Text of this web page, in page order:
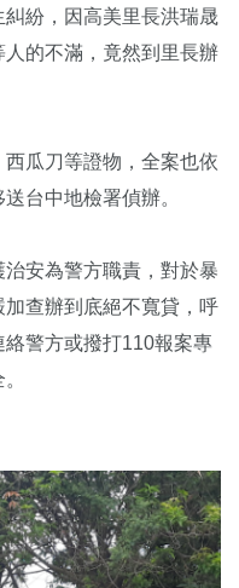
紛，因高美里長洪瑞晟
的不滿，竟然到里長辦
瓜刀等證物，全案也依
台中地檢署偵辦。
安為警方職責，對於暴
查辦到底絕不寬貸，呼
警方或撥打110報案專